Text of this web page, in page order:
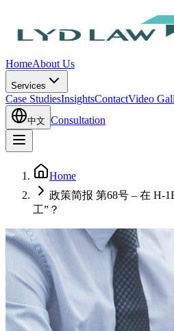
HomeAbout Us
Services
Case StudiesInsightsContactVideo
中文 Consultation
Home
政策简报 第68号 – 在 H-
工”？